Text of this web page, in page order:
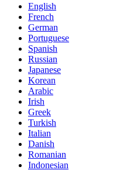
English
French
German
Portuguese
Spanish
Russian
Japanese
Korean
Arabic
Irish
Greek
Turkish
Italian
Danish
Romanian
Indonesian